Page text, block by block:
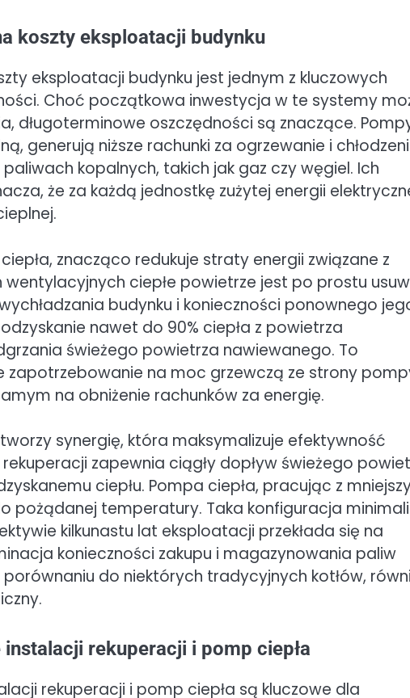
koszty eksploatacji budynku
eksploatacji budynku jest jednym z kluczowych
Choć początkowa inwestycja w te systemy
długoterminowe oszczędności są znaczące.
generują niższe rachunki za ogrzewanie i
kopalnych, takich jak gaz czy węgiel. Ich
że za każdą jednostkę zużytej energii
znacząco redukuje straty energii związane z
ciepłe powietrze jest po prostu
budynku i konieczności ponownego
nawet do 90% ciepła z powietrza
świeżego powietrza nawiewanego. To
zapotrzebowanie na moc grzewczą ze strony
na obniżenie rachunków za energię.
synergię, która maksymalizuje efektywność
zapewnia ciągły dopływ świeżego
ciepłu. Pompa ciepła, pracując z
pożądanej temperatury. Taka konfiguracja
kilkunastu lat eksploatacji przekłada się na
konieczności zakupu i magazynowania paliw
porównaniu do niektórych tradycyjnych kotłów,
rekuperacji i pomp ciepła
rekuperacji i pomp ciepła są kluczowe dla